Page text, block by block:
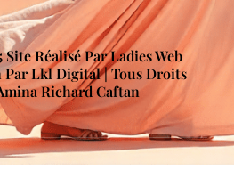
Réalisé Par Ladies Web
Par Lkl Digital | Tous Droits
Richard Caftan